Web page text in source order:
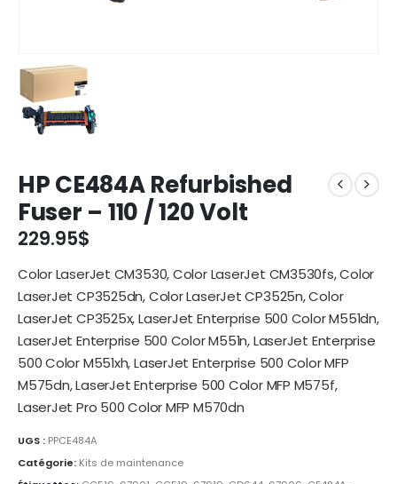
HP CE484A Refurbished
Fuser – 110 / 120 Volt
229.95$
Color LaserJet CM3530, Color LaserJet CM3530fs, Color
LaserJet CP3525dn, Color LaserJet CP3525n, Color
LaserJet CP3525x, LaserJet Enterprise 500 Color M551dn,
LaserJet Enterprise 500 Color M551n, LaserJet Enterprise
500 Color M551xh, LaserJet Enterprise 500 Color MFP
M575dn, LaserJet Enterprise 500 Color MFP M575f,
LaserJet Pro 500 Color MFP M570dn
UGS : PPCE484A
Catégorie: Kits de maintenance